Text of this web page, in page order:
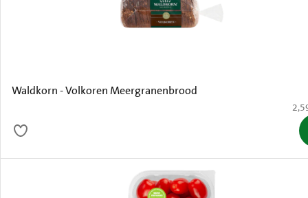
Waldkorn - Volkoren Meergranenbrood
€